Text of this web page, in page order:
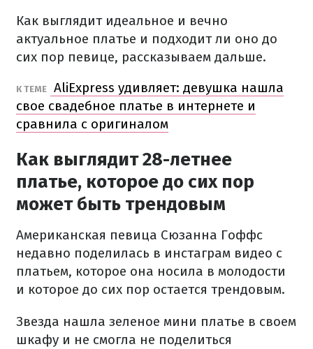
Как выглядит идеальное и вечно
актуальное платье и подходит ли оно до
сих пор певице, рассказываем дальше.
К ТЕМЕ
AliExpress удивляет: девушка нашла
свое свадебное платье в интернете и
сравнила с оригиналом
Как выглядит 28-летнее
платье, которое до сих пор
может быть трендовым
Американская певица Сюзанна Гоффс
недавно поделилась в инстаграм видео с
платьем, которое она носила в молодости
и которое до сих пор остается трендовым.
Звезда нашла зеленое мини платье в своем
шкафу и не смогла не поделиться